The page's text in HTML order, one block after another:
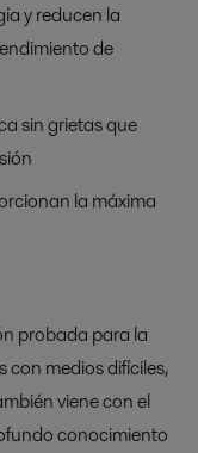
y reducen la
de
sin grietas que
la máxima
probada para la
con medios difíciles,
viene con el
conocimiento